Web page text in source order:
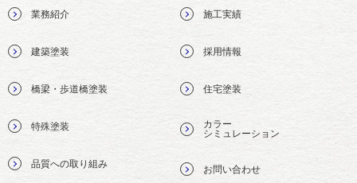
業務紹介
建築塗装
橋梁・歩道橋塗装
特殊塗装
品質への取り組み
施工実績
採用情報
住宅塗装
カラー
シミュレーション
お問い合わせ